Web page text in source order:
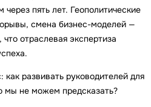
пять лет. Геополитические
смена бизнес-моделей —
отраслевая экспертиза
развивать руководителей для
мы не можем предсказать?